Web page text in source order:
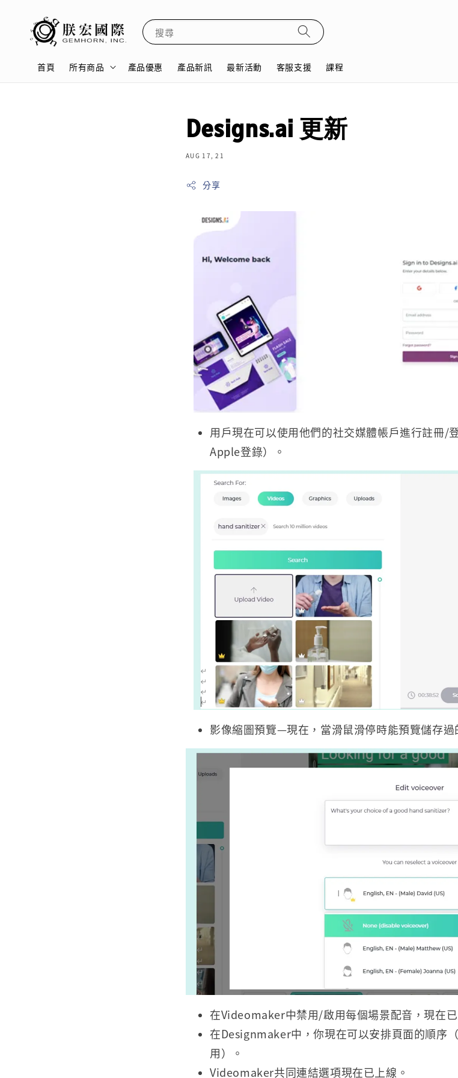
搜尋
首頁 所有商品 產品優惠 產品新訊 最新活動 客服支援 課程
Designs.ai 更新
AUG 17, 21
分享
用戶現在可以使用他們的社交媒體帳戶進行註冊/
Apple登錄）。
影像縮圖預覽—現在，當滑鼠滑停時能預覽儲存過
在Videomaker中禁用/啟用每個場景配音，現在已
在Designmaker中，你現在可以安排頁面的順序
用）。
Videomaker共同連結選項現在已上線。